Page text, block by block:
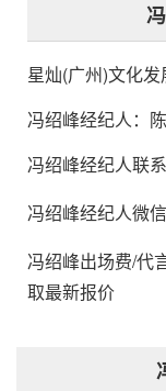
星灿(广州)文化
冯绍峰经纪人：
冯绍峰经纪人联
冯绍峰经纪人微
冯绍峰出场费/代
取最新报价